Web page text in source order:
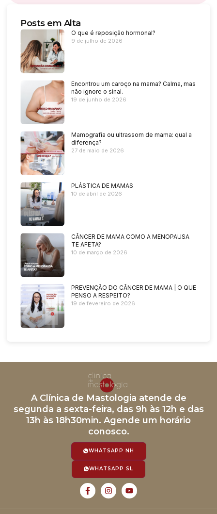
Posts em Alta
O que é reposição hormonal?
9 de julho de 2026
Encontrou um caroço na mama? Calma, mas
não ignore o sinal.
19 de junho de 2026
Mamografia ou ultrassom de mama: qual a
diferença?
27 de maio de 2026
PLÁSTICA DE MAMAS
10 de abril de 2026
CÂNCER DE MAMA COMO A MENOPAUSA
TE AFETA?
10 de março de 2026
PREVENÇÃO DO CÂNCER DE MAMA | O QUE
PENSO A RESPEITO?
19 de fevereiro de 2026
A Clínica de Mastologia atende de
segunda a sexta-feira, das 9h às 12h e das
13h às 18h30min. Agende um horário
conosco.
WHATSAPP NH
WHATSAPP SL